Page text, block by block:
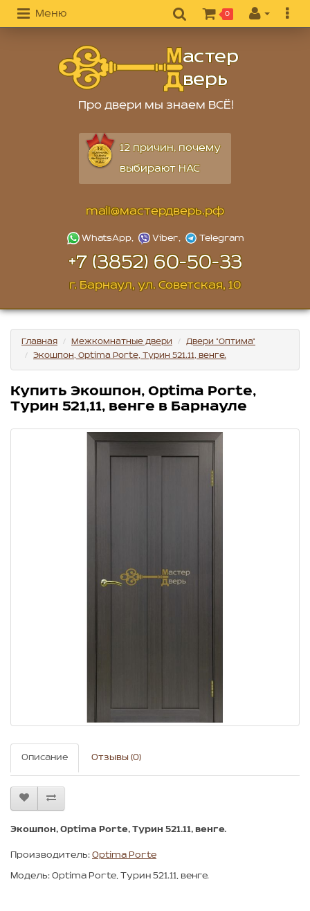
Меню 0
Про двери мы знаем ВСЁ!
12 причин, почему
выбирают НАС
mail@мастердверь.рф
+7 (3852) 60-50-33
г. Барнаул, ул. Советская, 10
Главная Межкомнатные двери
Двери "Оптима"
Экошпон, Optima Porte, Турин 521.11, венге.
Купить Экошпон, Optima Porte,
Турин 521,11, венге в Барнауле
Описание Отзывы (0)
Экошпон, Optima Porte, Турин 521.11, венге.
Производитель: Optima Porte
Модель: Optima Porte, Турин 521.11, венге.